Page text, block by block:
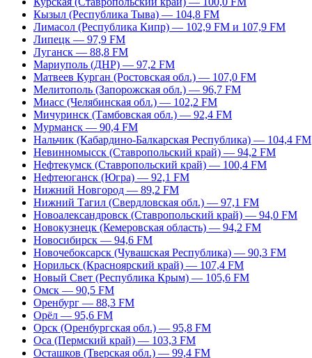
Кызыл (Республика Тыва) — 104,8 FM
Лимасол (Республика Кипр) — 102,9 FM и 107,9 FM
Липецк — 97,9 FM
Луганск — 88,8 FM
Мариуполь (ДНР) — 97,2 FM
Матвеев Курган (Ростовская обл.) — 107,0 FM
Мелитополь (Запорожская обл.) — 96,7 FM
Миасс (Челябинская обл.) — 102,2 FM
Мичуринск (Тамбовская обл.) — 92,4 FM
Мурманск — 90,4 FM
Нальчик (Кабардино-Балкарская Республика) — 104,4 FM
Невинномысск (Ставропольский край) — 94,2 FM
Нефтекумск (Ставропольский край) — 100,4 FM
Нефтеюганск (Югра) — 92,1 FM
Нижний Новгород — 89,2 FM
Нижний Тагил (Свердловская обл.) — 97,1 FM
Новоалександровск (Ставропольский край) — 94,0 FM
Новокузнецк (Кемеровская область) — 94,2 FM
Новосибирск — 94,6 FM
Новочебоксарск (Чувашская Республика) — 90,3 FM
Норильск (Красноярский край) — 107,4 FM
Новый Свет (Республика Крым) — 105,6 FM
Омск — 90,5 FM
Оренбург — 88,3 FM
Орёл — 95,6 FM
Орск (Оренбургская обл.) — 95,8 FM
Оса (Пермский край) — 103,3 FM
Осташков (Тверская обл.) — 99,4 FM